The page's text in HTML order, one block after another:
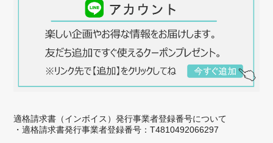
適格請求書（インボイス）発行事業者登録番号について
・適格請求書発行事業者登録番号：T4810492066297